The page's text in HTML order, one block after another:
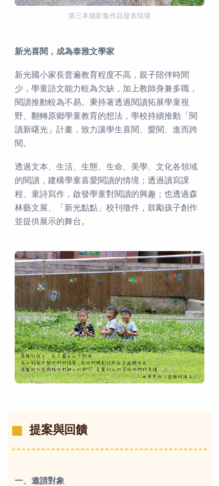
第三本攝影集作品發表現場
新光喜閱，成為泰雅文學家
新光國小家長普遍教育程度不高，親子陪伴時間
少，學童語文能力較為欠缺，加上教師身兼多職，
閱讀推動較為不易。秉持著透過閱讀拓展學童視
野、翻轉原鄉學童教育的想法，學校持續推動「閱
讀新曙光」計畫，致力讓學生喜閱、愛閱、進而跨
閱。
透過文本、生活、生態、生命、美學、文化各領域
的閱讀，建構學童喜愛閱讀的情境；透過讀寫課
程、童詩寫作，啟發學童對閱讀的興趣；也透過森
林藝文展、「新光點點」校刊徵件，鼓勵孩子創作
並提供展示的舞台。
．
提案與回饋
一、邀請對象